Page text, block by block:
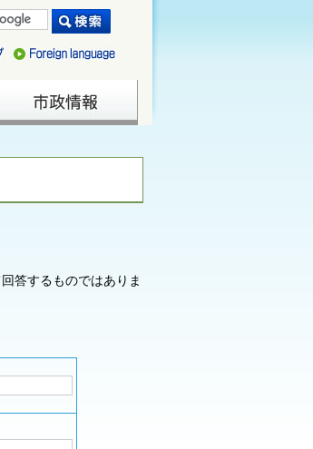
答するものではありま